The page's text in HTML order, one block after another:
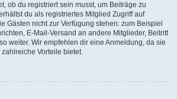
ob du registriert sein musst, um Beiträge zu
du als registriertes Mitglied Zugriff auf
Gästen nicht zur Verfügung stehen: zum Beispiel
E-Mail-Versand an andere Mitglieder, Beitritt
weiter. Wir empfehlen dir eine Anmeldung, da sie
Vorteile bietet.